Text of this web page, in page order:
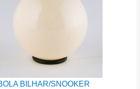
BILHAR/SNOOKER